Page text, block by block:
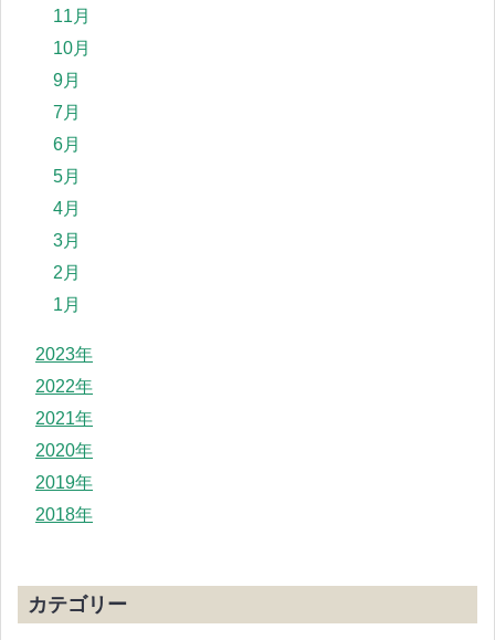
11月
10月
9月
7月
6月
5月
4月
3月
2月
1月
2023年
2022年
2021年
2020年
2019年
2018年
カテゴリー